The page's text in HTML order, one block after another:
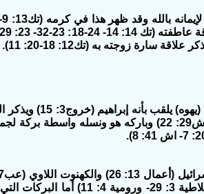
سارة زوجته به (تك12: 18-20: 11).
فإنه من زمن إسحاق
(3: 16) وأبًا لكل المسيحيين كمؤمنين